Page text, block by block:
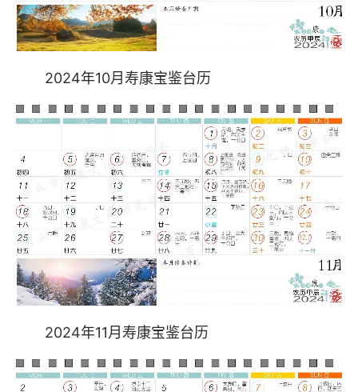
2024年10月寿康宝鉴台历
2024年11月寿康宝鉴台历